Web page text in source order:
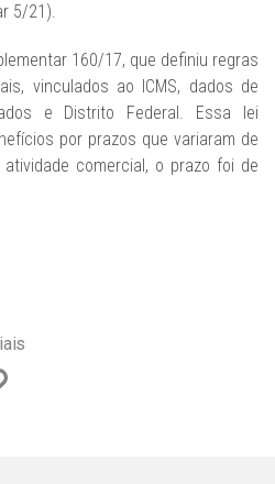
5/21).
160/17, que definiu regras
vinculados ao ICMS, dados de
e Distrito Federal. Essa lei
por prazos que variaram de
comercial, o prazo foi de